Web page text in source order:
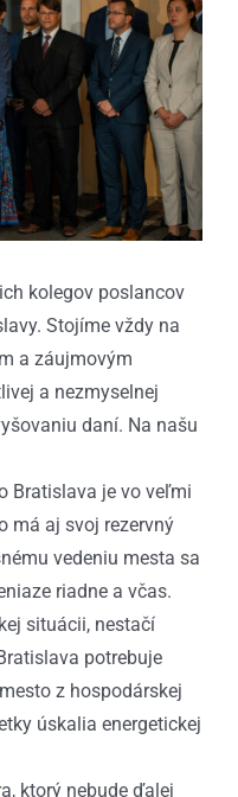
kolegov poslancov
Stojíme vždy na
a záujmovým
a nezmyselnej
daní. Na našu
Bratislava je vo veľmi
má aj svoj rezervný
vedeniu mesta sa
riadne a včas.
situácii, nestačí
potrebuje
z hospodárskej
úskalia energetickej
ktorý nebude ďalej